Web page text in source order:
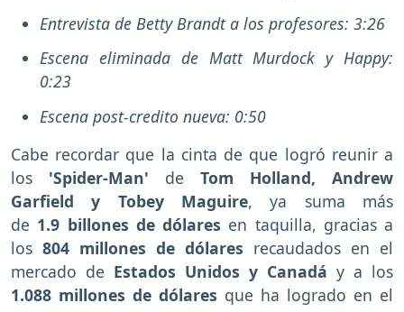
Entrevista de Betty Brandt a los profesores: 3:26
Escena eliminada de Matt Murdock y Happy:
0:23
Escena post-credito nueva: 0:50
Cabe recordar que la cinta de que logró reunir a
los 'Spider-Man' de Tom Holland, Andrew
Garfield y Tobey Maguire, ya suma más
de 1.9 billones de dólares en taquilla, gracias a
los 804 millones de dólares recaudados en el
mercado de Estados Unidos y Canadá y a los
1.088 millones de dólares que ha logrado en el